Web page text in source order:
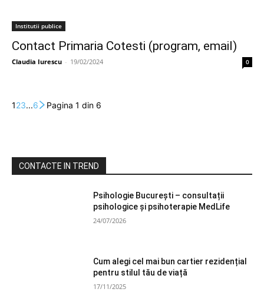
Institutii publice
Contact Primaria Cotesti (program, email)
Claudia Iurescu - 19/02/2024 0
123...6 Pagina 1 din 6
CONTACTE IN TREND
Psihologie București – consultații
psihologice și psihoterapie MedLife
24/07/2026
Cum alegi cel mai bun cartier rezidențial
pentru stilul tău de viață
17/11/2025